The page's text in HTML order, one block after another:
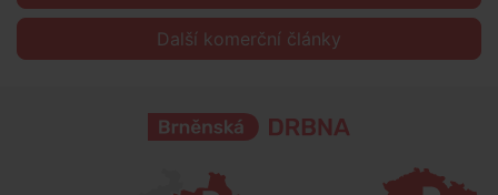
Další komerční články